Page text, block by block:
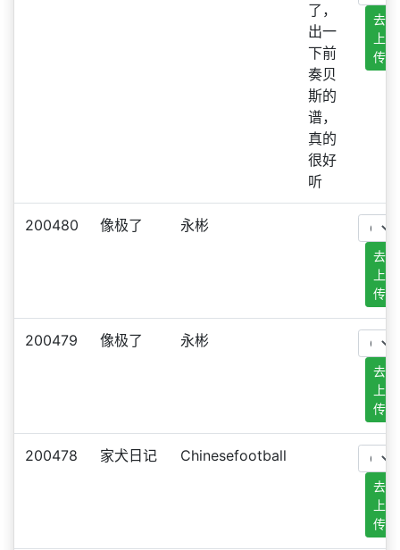
了，
出一
下前
奏贝
斯的
谱，
真的
很好
听
去
上
传
200480 像极了 永彬
去
上
传
200479 像极了 永彬
去
上
传
200478 家犬日记 Chinesefootball
去
上
传